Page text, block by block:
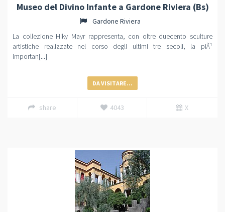
Museo del Divino Infante a Gardone Riviera (Bs)
Gardone Riviera
La collezione Hiky Mayr rappresenta, con oltre duecento sculture
artistiche realizzate nel corso degli ultimi tre secoli, la piÃ¹
importan[...]
DA VISITARE...
share 4043 X